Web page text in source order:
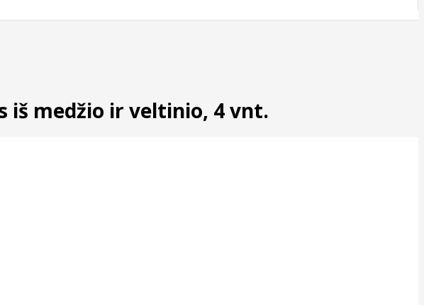
iš medžio ir veltinio, 4 vnt.